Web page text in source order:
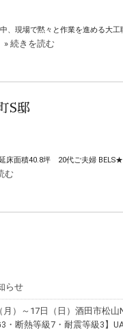
、現場で黙々と作業を進める大
» 続きを読む
S邸
床面積40.8坪 20代ご夫婦
む
らせ
月）～17日（日）酒田市松
・断熱等級7・耐震等級3】